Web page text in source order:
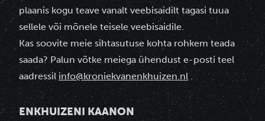
plaanis kogu teave vanalt veebisaidilt tagasi tuua
sellele või mõnele teisele veebisaidile.
Kas soovite meie sihtasutuse kohta rohkem teada
saada? Palun võtke meiega ühendust e-posti teel
aadressil info@kroniekvanenkhuizen.nl.
ENKHUIZENI KAANON